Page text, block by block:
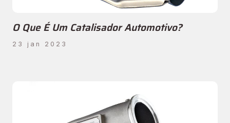
O Que É Um Catalisador Automotivo?
23 jan 2023